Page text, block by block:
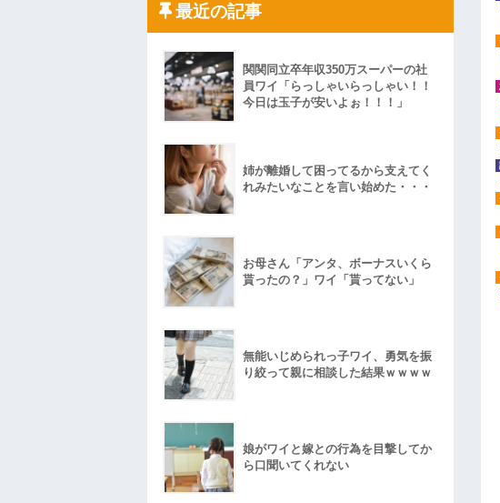
最近の記事
関関同立卒年収350万スーパーの社
員ワイ「らっしゃいらっしゃい！！
今日は玉子が安いよぉ！！！」
姉が離婚して困ってるから支えてく
れみたいなことを言い始めた・・・
お母さん「アンタ、ボーナスいくら
貰ったの？」ワイ「貰ってない」
無能いじめられっ子ワイ、勇気を振
り絞って親に相談した結果ｗｗｗｗ
娘がワイと嫁との行為を目撃してか
ら口聞いてくれない